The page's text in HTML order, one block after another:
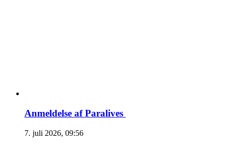
Anmeldelse af Paralives
7. juli 2026, 09:56